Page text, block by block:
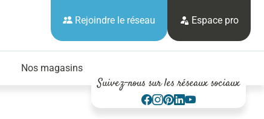
Rejoindre le réseau Espace pro
Nos magasins
Suivez-nous sur les réseaux sociaux